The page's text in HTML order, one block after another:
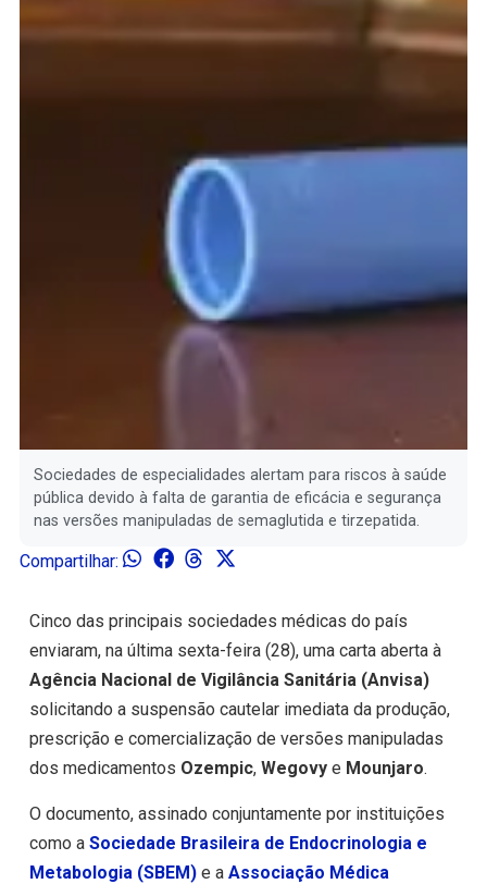
Sociedades de especialidades alertam para riscos à saúde
pública devido à falta de garantia de eficácia e segurança
nas versões manipuladas de semaglutida e tirzepatida.
Compartilhar:
Cinco das principais sociedades médicas do país
enviaram, na última sexta-feira (28), uma carta aberta à
Agência Nacional de Vigilância Sanitária (Anvisa)
solicitando a suspensão cautelar imediata da produção,
prescrição e comercialização de versões manipuladas
dos medicamentos Ozempic, Wegovye Mounjaro.
O documento, assinado conjuntamente por instituições
como a Sociedade Brasileira de Endocrinologia e
Metabologia (SBEM)e a Associação Médica